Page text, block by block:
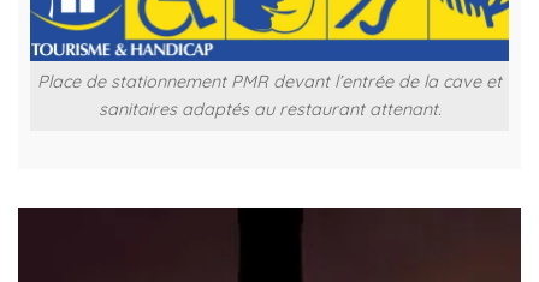
Place de stationnement PMR devant l’entrée de la cave et
sanitaires adaptés au restaurant attenant.